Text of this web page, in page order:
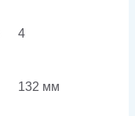
4
132 мм